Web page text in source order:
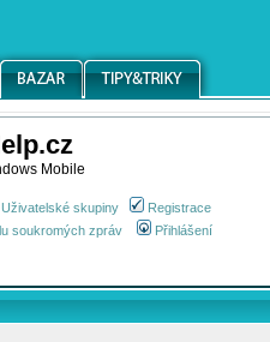
Mobile
Uživatelské skupiny
Registrace
soukromých zpráv Přihlášení